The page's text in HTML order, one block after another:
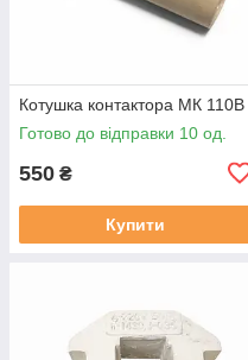
Котушка контактора МК 110В
Готово до відправки 10 од.
550 ₴
Купити